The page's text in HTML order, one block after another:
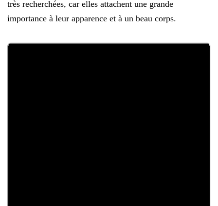
très recherchées, car elles attachent une grande
importance à leur apparence et à un beau corps.